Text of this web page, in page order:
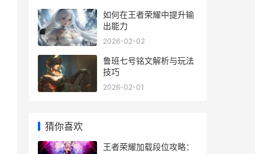
如何在王者荣耀中提升输
出能力
2026-02-02
鲁班七号铭文解析与玩法
技巧
2026-02-01
猜你喜欢
王者荣耀加载段位攻略：